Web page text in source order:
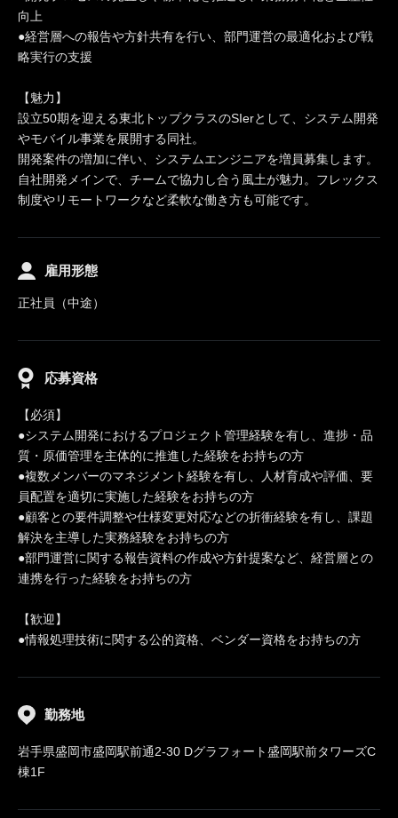
向上
●経営層への報告や方針共有を行い、部門運営の最適化および戦
略実行の支援
【魅力】
設立50期を迎える東北トップクラスのSIerとして、システム開発
やモバイル事業を展開する同社。
開発案件の増加に伴い、システムエンジニアを増員募集します。
自社開発メインで、チームで協力し合う風土が魅力。フレックス
制度やリモートワークなど柔軟な働き方も可能です。
雇用形態
正社員（中途）
応募資格
【必須】
●システム開発におけるプロジェクト管理経験を有し、進捗・品
質・原価管理を主体的に推進した経験をお持ちの方
●複数メンバーのマネジメント経験を有し、人材育成や評価、要
員配置を適切に実施した経験をお持ちの方
●顧客との要件調整や仕様変更対応などの折衝経験を有し、課題
解決を主導した実務経験をお持ちの方
●部門運営に関する報告資料の作成や方針提案など、経営層との
連携を行った経験をお持ちの方
【歓迎】
●情報処理技術に関する公的資格、ベンダー資格をお持ちの方
勤務地
岩手県盛岡市盛岡駅前通2-30 Dグラフォート盛岡駅前タワーズC
棟1F